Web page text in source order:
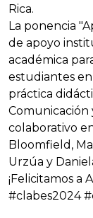
Rica.
La ponencia
de apoyo
académica
estudiantes
práctica
Comunicación
colaborativo
Bloomfield,
Urzúa y
¡Felicitamos a
#clabes2024